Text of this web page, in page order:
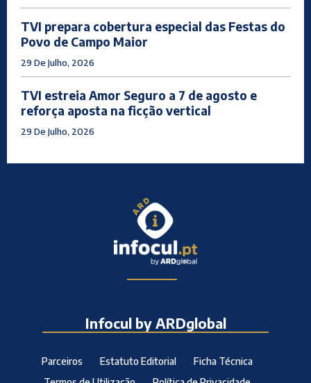
TVI prepara cobertura especial das Festas do
Povo de Campo Maior
29 De Julho, 2026
TVI estreia Amor Seguro a 7 de agosto e
reforça aposta na ficção vertical
29 De Julho, 2026
Infocul by ARDglobal
Parceiros Estatuto Editorial
Ficha Técnica